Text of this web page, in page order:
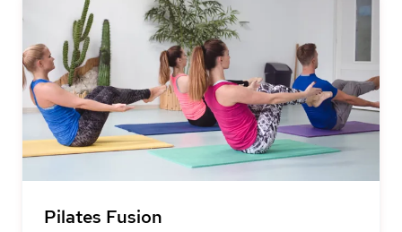
Pilates Fusion